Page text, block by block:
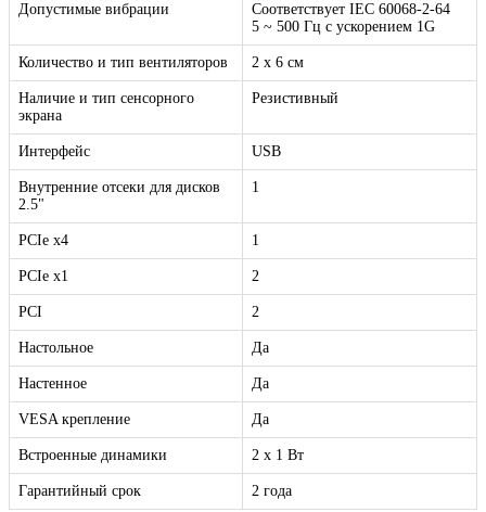
Допустимые вибрации
Соответствует IEC 60068-2-64
5 ~ 500 Гц с ускорением 1G
Количество и тип вентиляторов 2 x 6 см
Наличие и тип сенсорного
экрана
Резистивный
Интерфейс USB
Внутренние отсеки для дисков
2.5"
1
PCIe x4 1
PCIe x1 2
PCI 2
Настольное Да
Настенное Да
VESA крепление Да
Встроенные динамики 2 x 1 Вт
Гарантийный срок 2 года